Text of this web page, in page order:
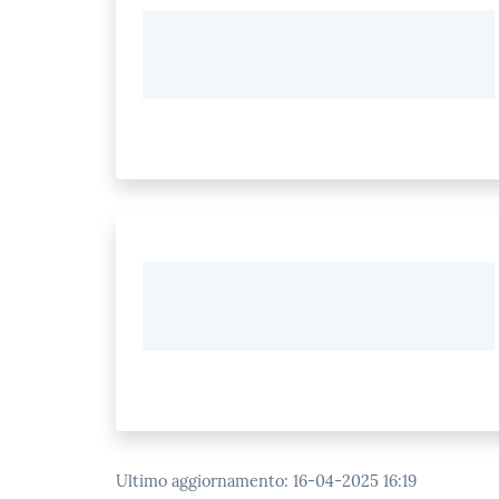
Ultimo aggiornamento: 16-04-2025 16:19